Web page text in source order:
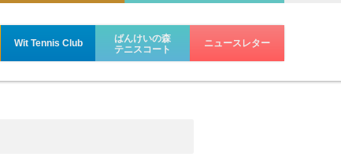
Wit Tennis Club
ばんけいの森
テニスコート
ニュースレター